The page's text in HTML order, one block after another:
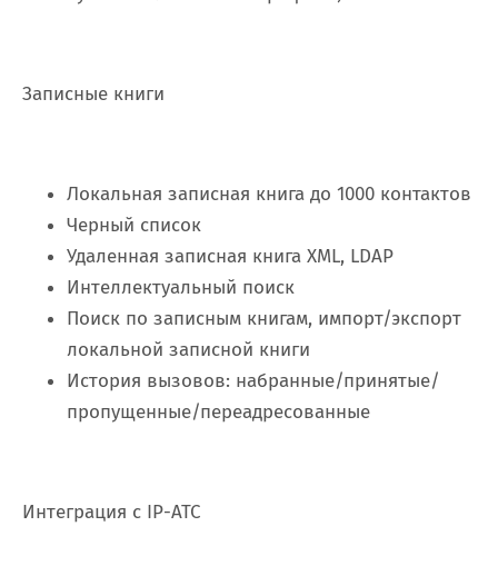
Записные книги
Локальная записная книга до 1000 контактов
Черный список
Удаленная записная книга XML, LDAP
Интеллектуальный поиск
Поиск по записным книгам, импорт/экспорт
локальной записной книги
История вызовов: набранные/принятые/
пропущенные/переадресованные
Интеграция с IP-АТС